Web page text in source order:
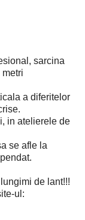
sarcina
a diferitelor
in atelierele de
se afle la
de lant!!!
ul: